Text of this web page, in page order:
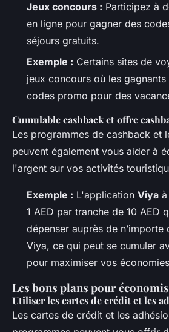
Jeux concours : Participez à
en ligne pour gagner des
séjours gratuits.
Exemple : Certains sites de
jeux concours où les
codes promo pour des
Cumulable cashback et offre
Les programmes de cashback et
peuvent également vous aider à
l'argent sur vos activités
Exemple : L'application Viya
1 AED par tranche de 10 AED
dépenser auprès de n’importe
Viya, ce qui peut se cumuler
pour maximiser vos
Les bons plans pour
Utiliser les cartes de crédit et les
Les cartes de crédit et les